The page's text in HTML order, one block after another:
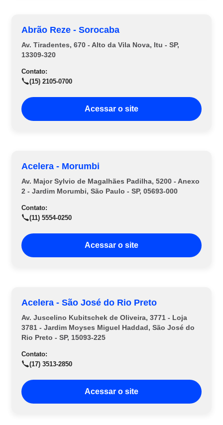
Abrão Reze - Sorocaba
Av. Tiradentes, 670 - Alto da Vila Nova, Itu - SP,
13309-320
Contato:
(15) 2105-0700
Acessar o site
Acelera - Morumbi
Av. Major Sylvio de Magalhães Padilha, 5200 - Anexo
2 - Jardim Morumbi, São Paulo - SP, 05693-000
Contato:
(11) 5554-0250
Acessar o site
Acelera - São José do Rio Preto
Av. Juscelino Kubitschek de Oliveira, 3771 - Loja
3781 - Jardim Moyses Miguel Haddad, São José do
Rio Preto - SP, 15093-225
Contato:
(17) 3513-2850
Acessar o site